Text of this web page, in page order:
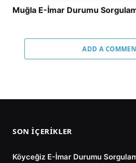
Muğla E-İmar Durumu
ADD A
SON İÇERIKLER
Köyceğiz E-İmar Durumu